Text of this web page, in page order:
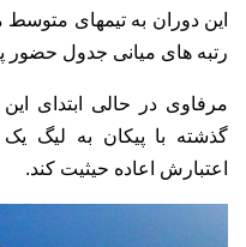
این دوران به تیمهای
رتبه های میانی جدول حضور
مرفاوی در حالی ابتدای
گذشته با پیکان به لیگ
اعتبارش اعاده حیثیت کند.